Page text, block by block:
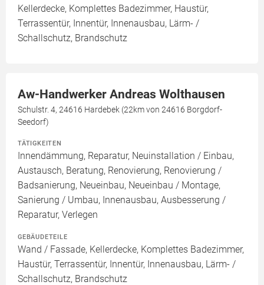
Kellerdecke, Komplettes Badezimmer, Haustür,
Terrassentür, Innentür, Innenausbau, Lärm- /
Schallschutz, Brandschutz
Aw-Handwerker Andreas Wolthausen
Schulstr. 4, 24616 Hardebek (22km von 24616 Borgdorf-
Seedorf)
TÄTIGKEITEN
Innendämmung, Reparatur, Neuinstallation / Einbau,
Austausch, Beratung, Renovierung, Renovierung /
Badsanierung, Neueinbau, Neueinbau / Montage,
Sanierung / Umbau, Innenausbau, Ausbesserung /
Reparatur, Verlegen
GEBÄUDETEILE
Wand / Fassade, Kellerdecke, Komplettes Badezimmer,
Haustür, Terrassentür, Innentür, Innenausbau, Lärm- /
Schallschutz, Brandschutz